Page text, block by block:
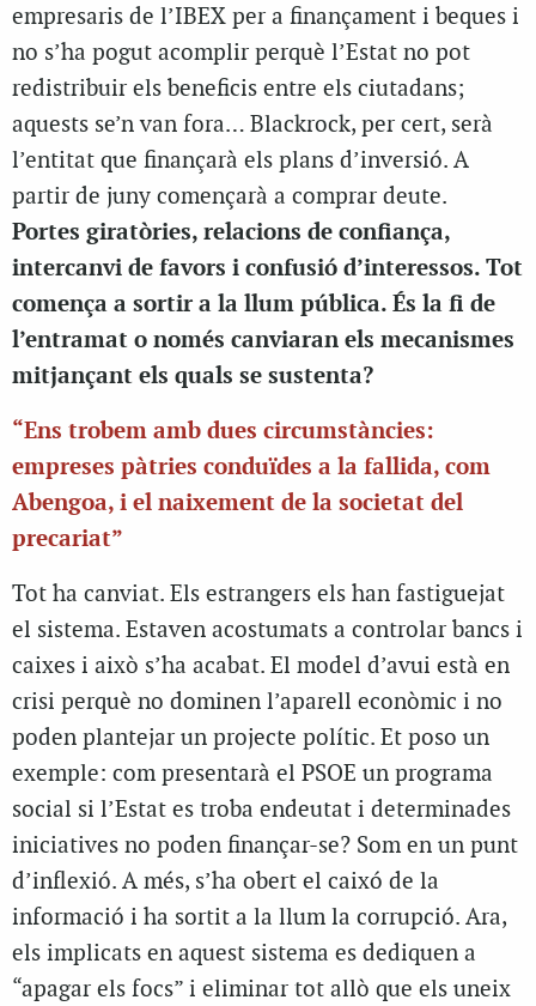
empresaris de l’IBEX per a finançament i beques i
no s’ha pogut acomplir perquè l’Estat no pot
redistribuir els beneficis entre els ciutadans;
aquests se’n van fora… Blackrock, per cert, serà
l’entitat que finançarà els plans d’inversió. A
partir de juny començarà a comprar deute.
Portes giratòries, relacions de confiança,
intercanvi de favors i confusió d’interessos. Tot
comença a sortir a la llum pública. És la fi de
l’entramat o només canviaran els mecanismes
mitjançant els quals se sustenta?
“Ens trobem amb dues circumstàncies:
empreses pàtries conduïdes a la fallida, com
Abengoa, i el naixement de la societat del
precariat”
Tot ha canviat. Els estrangers els han fastiguejat
el sistema. Estaven acostumats a controlar bancs i
caixes i això s’ha acabat. El model d’avui està en
crisi perquè no dominen l’aparell econòmic i no
poden plantejar un projecte polític. Et poso un
exemple: com presentarà el PSOE un programa
social si l’Estat es troba endeutat i determinades
iniciatives no poden finançar-se? Som en un punt
d’inflexió. A més, s’ha obert el caixó de la
informació i ha sortit a la llum la corrupció. Ara,
els implicats en aquest sistema es dediquen a
“apagar els focs” i eliminar tot allò que els uneix